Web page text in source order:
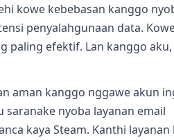
kowe kebebasan kanggo
penyalahgunaan data.
paling efektif. Lan kanggo aku,
aman kanggo nggawe akun
nyoba layanan email
kaya Steam. Kanthi layanan